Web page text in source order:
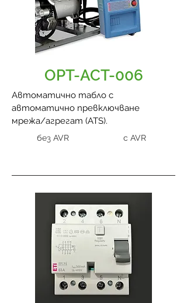
OPT-ACT-006
Автоматично табло с
автоматично превключване
мрежа/агрегат (ATS).
без AVR с AVR